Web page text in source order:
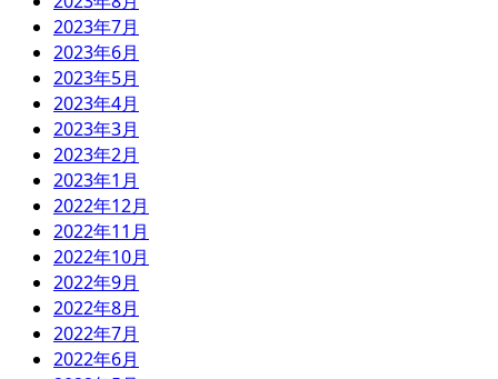
2023年7月
2023年6月
2023年5月
2023年4月
2023年3月
2023年2月
2023年1月
2022年12月
2022年11月
2022年10月
2022年9月
2022年8月
2022年7月
2022年6月